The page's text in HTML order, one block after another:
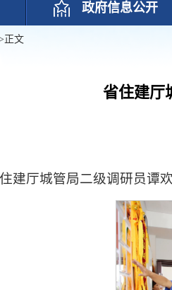
政府信息公开
正文
省住建厅
建厅城管局二级调研员谭